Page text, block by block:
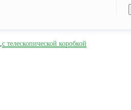
,с телескопической коробкой